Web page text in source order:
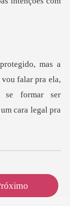
falar pra ela,
se formar